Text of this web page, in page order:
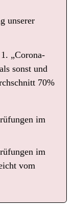
unserer
„Corona-
sonst und
70%
im
im
vom